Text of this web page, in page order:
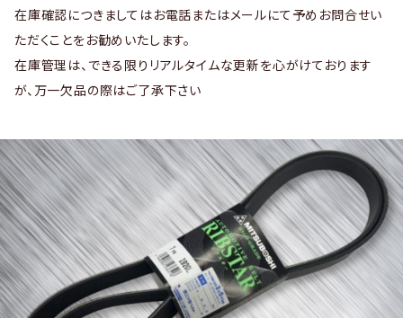
在庫確認につきましてはお電話またはメールにて予めお問合せい
ただくことをお勧めいたします。
在庫管理は、できる限りリアルタイムな更新を心がけております
が、万一欠品の際はご了承下さい